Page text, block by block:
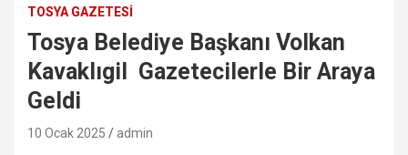
TOSYA GAZETESI
Tosya Belediye Başkanı Volkan
Kavaklıgil Gazetecilerle Bir Araya
Geldi
10 Ocak 2025 admin